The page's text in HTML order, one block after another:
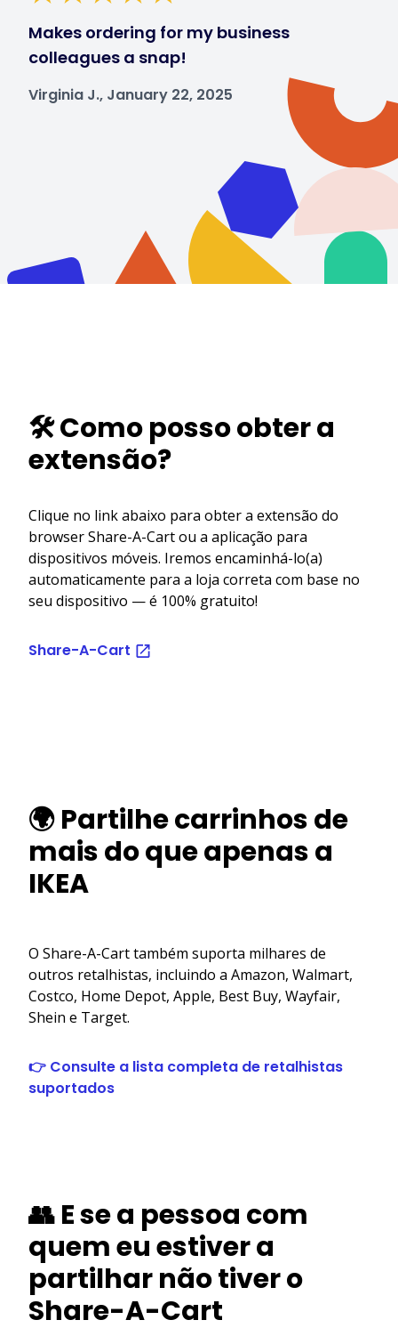
Makes ordering for my business
colleagues a snap!
Virginia J., January 22, 2025
🛠️ Como posso obter a
extensão?
Clique no link abaixo para obter a extensão do
browser Share-A-Cart ou a aplicação para
dispositivos móveis. Iremos encaminhá-lo(a)
automaticamente para a loja correta com base no
seu dispositivo — é 100% gratuito!
Share-A-Cart
🌍 Partilhe carrinhos de
mais do que apenas a
IKEA
O Share-A-Cart também suporta milhares de
outros retalhistas, incluindo a Amazon, Walmart,
Costco, Home Depot, Apple, Best Buy, Wayfair,
Shein e Target.
👉 Consulte a lista completa de retalhistas
suportados
👥 E se a pessoa com
quem eu estiver a
partilhar não tiver o
Share-A-Cart